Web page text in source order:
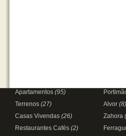
Apartamentos (95)
Terrenos (27)
Casas Vivendas (26)
Restaurantes Cafés (2)
Alvor (8)
Zahora